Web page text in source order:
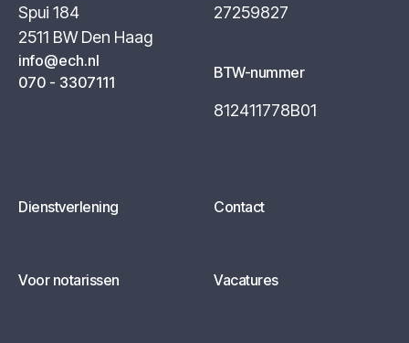
Spui 184
2511 BW Den Haag
info@ech.nl
070 - 3307111
27259827
BTW-nummer
812411778B01
Dienstverlening
Voor notarissen
Contact
Vacatures